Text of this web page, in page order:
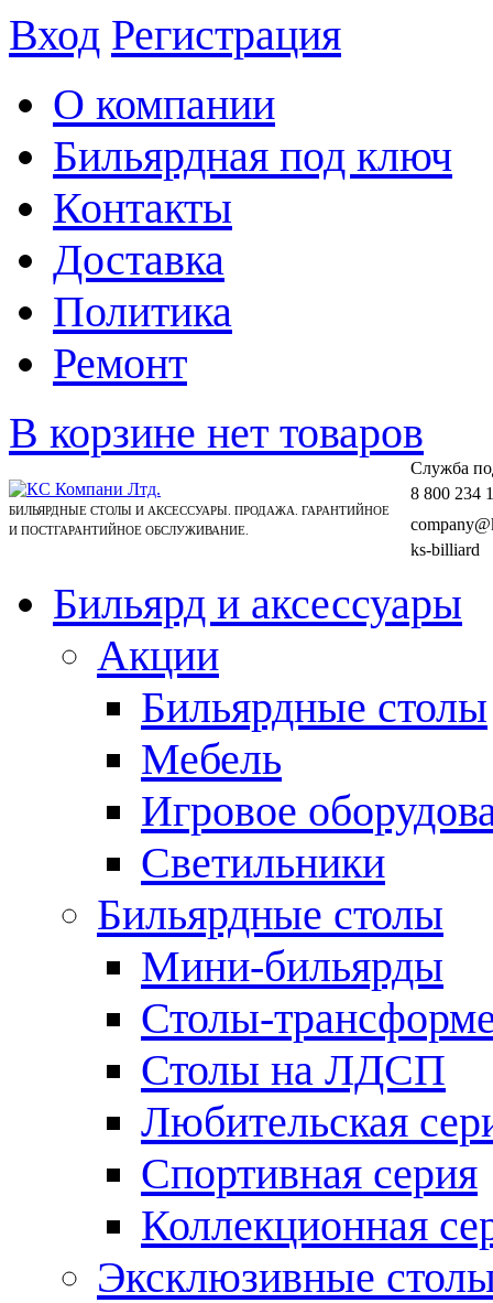
Вход Регистрация
О компании
Бильярдная под ключ
Контакты
Доставка
Политика
Ремонт
В корзине нет товаров
БИЛЬЯРДНЫЕ СТОЛЫ И АКСЕССУАРЫ. ПРОДАЖА. ГАРАНТИЙНОЕ
И ПОСТГАРАНТИЙНОЕ ОБСЛУЖИВАНИЕ.
Cлужба
8 800 234
ks-billiard
Бильярд и аксессуары
Акции
Бильярдные столы
Мебель
Игровое
Светильники
Бильярдные столы
Мини-бильярды
Столы-
Столы на ЛДСП
Любительская
Спортивная серия
Коллекционная
Эксклюзивные